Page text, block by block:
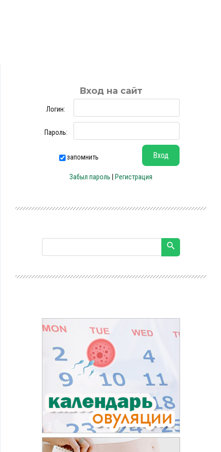
Вход на сайт
Логин:
Пароль:
запомнить
Забыл пароль Регистрация